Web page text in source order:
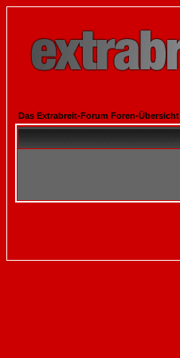
Das Extrabreit-Forum Foren-Übersicht